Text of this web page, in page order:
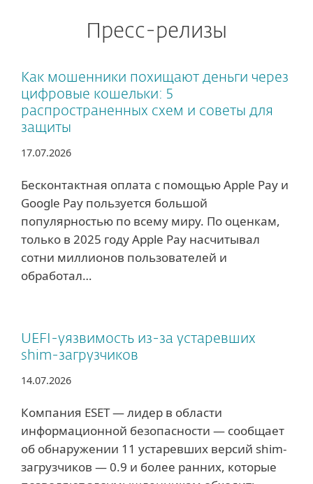
Пресс-релизы
Как мошенники похищают деньги через
цифровые кошельки: 5
распространенных схем и советы для
защиты
17.07.2026
Бесконтактная оплата с помощью Apple Pay и
Google Pay пользуется большой
популярностью по всему миру. По оценкам,
только в 2025 году Apple Pay насчитывал
сотни миллионов пользователей и
обработал…
UEFI-уязвимость из-за устаревших
shim-загрузчиков
14.07.2026
Компания ESET — лидер в области
информационной безопасности ― сообщает
об обнаружении 11 устаревших версий shim-
загрузчиков — 0.9 и более ранних, которые